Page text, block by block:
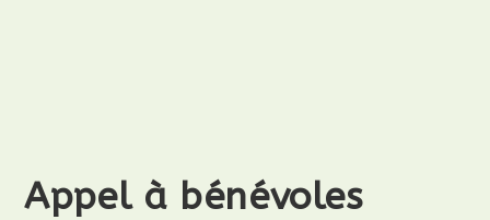
Appel à bénévoles